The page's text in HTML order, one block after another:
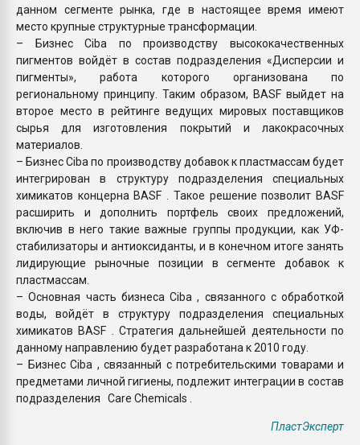
данном сегменте рынка, где в настоящее время имеют
место крупные структурные трансформации.
– Бизнес Ciba по производству высококачественных
пигментов войдёт в состав подразделения «Дисперсии и
пигменты», работа которого организована по
региональному принципу. Таким образом, BASF выйдет на
второе место в рейтинге ведущих мировых поставщиков
сырья для изготовления покрытий и лакокрасочных
материалов.
– Бизнес Ciba по производству добавок к пластмассам будет
интегрирован в структуру подразделения специальных
химикатов концерна BASF . Такое решение позволит BASF
расширить и дополнить портфель своих предложений,
включив в него такие важные группы продукции, как УФ-
стабилизаторы и антиоксиданты, и в конечном итоге занять
лидирующие рыночные позиции в сегменте добавок к
пластмассам.
– Основная часть бизнеса Ciba , связанного с обработкой
воды, войдёт в структуру подразделения специальных
химикатов BASF . Стратегия дальнейшей деятельности по
данному направлению будет разработана к 2010 году.
– Бизнес Ciba , связанный с потребительскими товарами и
предметами личной гигиены, подлежит интеграции в состав
подразделения Care Chemicals .
ПластЭксперт